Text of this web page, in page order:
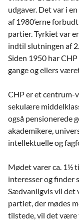
udgaver. Det var i
af 1980’erne
partier. Tyrkiet var
indtil slutningen af
Siden 1950 har
gange og ellers
CHP er et
sekulære
også pensionerede
akademikere,
intellektuelle og
Mødet varer ca. 1½
interesser og finder
Sædvanligvis vil
partiet, der mødes
tilstede, vil det være